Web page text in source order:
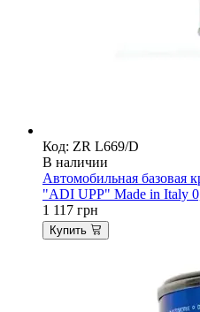
Код: ZR L669/D
В наличии
Автомобильная базовая
"ADI UPP" Made in Italy
1 117 грн
Купить